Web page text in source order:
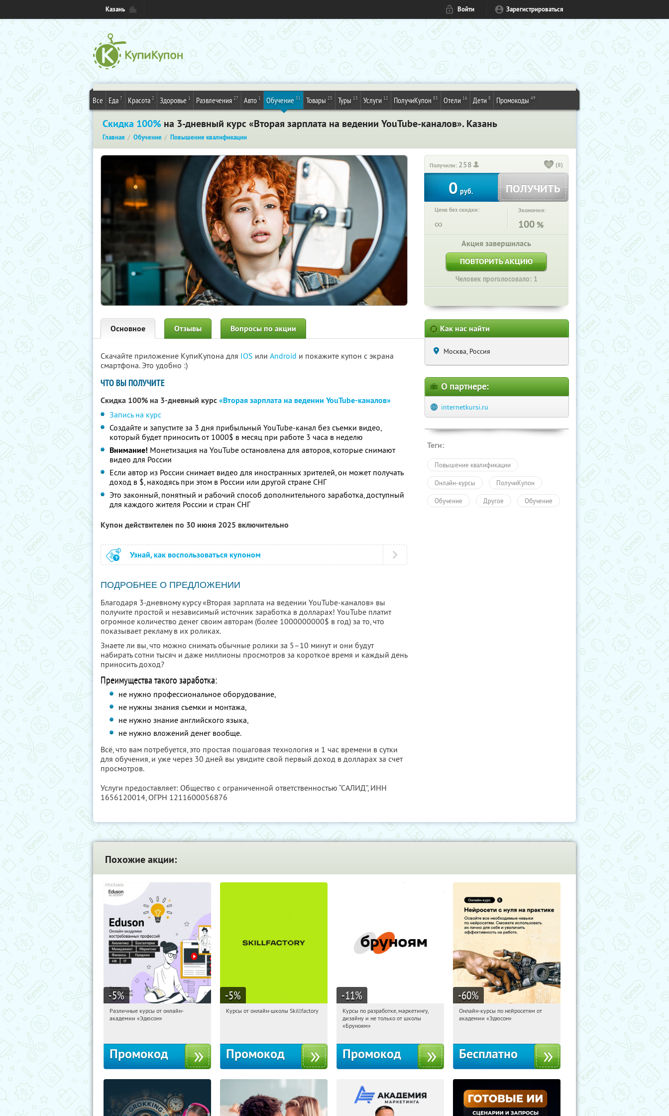
Казань Войти Зарегистрироваться
Все Еда 7 Красота 2 Здоровье 1 Развлечения 27 Авто 1 Обучение 31 Товары 25 Туры 13 Услуги 12 ПолучиКупон 85 Отели 16 Дети 8 Промокоды 49
Скидка 100% на 3-дневный курс «Вторая зарплата на ведении YouTube-каналов». Казань
Главная Обучение Повышение квалификации
Получили: 258 (8)
0 руб. ПОЛУЧИТЬ
Цена без скидки:
∞
Экономия:
100 %
Акция завершилась
ПОВТОРИТЬ АКЦИЮ
Человек проголосовало: 1
Основное Отзывы Вопросы по акции
Скачайте приложение КупиКупона для IOS или Android и покажите купон с экрана
смартфона. Это удобно :)
ЧТО ВЫ ПОЛУЧИТЕ
Скидка 100% на 3-дневный курс«Вторая зарплата на ведении YouTube-каналов»
Запись на курс
Создайте и запустите за 3 дня прибыльный YouTube-канал без съемки видео,
который будет приносить от 1000$ в месяц при работе 3 часа в неделю
Внимание! Монетизация на YouTube остановлена для авторов, которые снимают
видео для России
Если автор из России снимает видео для иностранных зрителей, он может получать
доход в $, находясь при этом в России или другой стране СНГ
Это законный, понятный и рабочий способ дополнительного заработка, доступный
для каждого жителя России и стран СНГ
Купон действителен по 30 июня 2025 включительно
Узнай, как воспользоваться купоном
ПОДРОБНЕЕ О ПРЕДЛОЖЕНИИ
Благодаря 3-дневному курсу «Вторая зарплата на ведении YouTube-каналов» вы
получите простой и независимый источник заработка в долларах! YouTube платит
огромное количество денег своим авторам (более 1000000000$ в год) за то, что
показывает рекламу в их роликах.
Знаете ли вы, что можно снимать обычные ролики за 5–10 минут и они будут
набирать сотни тысяч и даже миллионы просмотров за короткое время и каждый день
приносить доход?
Преимущества такого заработка:
не нужно профессиональное оборудование,
не нужны знания съемки и монтажа,
не нужно знание английского языка,
не нужно вложений денег вообще.
Всё, что вам потребуется, это простая пошаговая технология и 1 час времени в сутки
для обучения, и уже через 30 дней вы увидите свой первый доход в долларах за счет
просмотров.
Услуги предоставляет: Общество с ограниченной ответственностью “САЛИД”, ИНН
1656120014, ОГРН 1211600056876
Как нас найти
Москва, Россия
О партнере:
internetkursi.ru
Теги:
Повышение квалификации
Онлайн-курсы ПолучиКупон
Обучение Другое Обучение
Похожие акции:
-5%
05:02:37 Получили:
Различные курсы от онлайн-
академии «Эдюсон»
Промокод
-5%
05:02:37
Получи первым!
Курсы от онлайн-школы Skillfactory
Промокод
-11%
05:02:37
Получи первым!
Россия
Курсы по разработке, маркетингу,
дизайну и не только от школы
«Бруноям»
Промокод
-60%
05:02:37 Получили:
Онлайн-курсы по нейросетям от
академии «Эдюсон»
Бесплатно